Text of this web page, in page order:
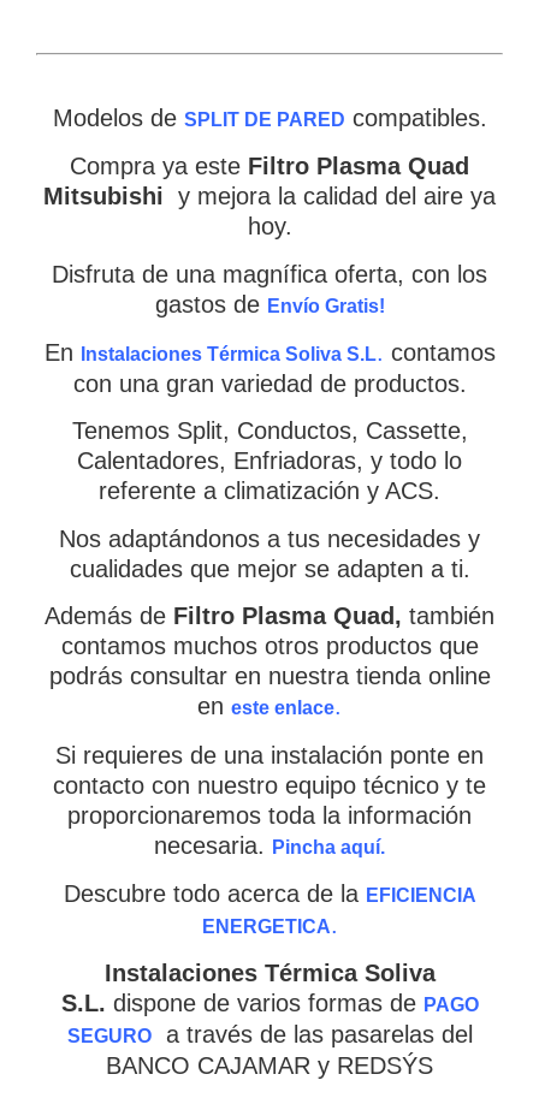
×
CATEGORIAS ▾
Modelos de SPLIT DE PARED compatibles.
Compra ya este Filtro Plasma Quad
Mitsubishi y mejora la calidad del aire ya
hoy.
Disfruta de una magnífica oferta, con los
gastos de Envío Gratis!
En Instalaciones Térmica Soliva S.L. contamos
con una gran variedad de productos.
Tenemos Split, Conductos, Cassette,
Calentadores, Enfriadoras, y todo lo
referente a climatización y ACS.
Nos adaptándonos a tus necesidades y
cualidades que mejor se adapten a ti.
Además de Filtro Plasma Quad , también
contamos muchos otros productos que
podrás consultar en nuestra tienda online
en este enlace.
Si requieres de una instalación ponte en
contacto con nuestro equipo técnico y te
proporcionaremos toda la información
necesaria.
Pincha aquí.
Descubre todo acerca de la EFICIENCIA
ENERGETICA.
Instalaciones Térmica Soliva
S.L. dispone de varios formas de PAGO
SEGURO
a través de las pasarelas del
BANCO CAJAMAR y REDSÝS